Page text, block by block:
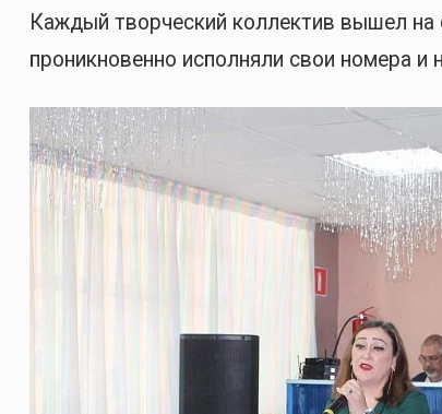
Каждый творческий коллектив вышел на
проникновенно исполняли свои номера и